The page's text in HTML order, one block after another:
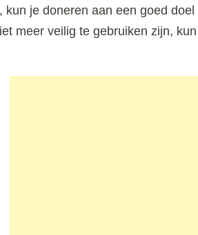
kun je doneren aan een goed
meer veilig te gebruiken zijn,